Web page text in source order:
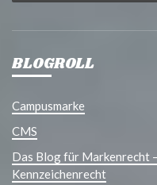
BLOGROLL
Campusmarke
CMS
Das Blog für Markenrecht
Kennzeichenrecht